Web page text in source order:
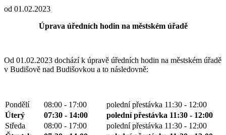
od 01.02.2023
Úprava úředních hodin na městském úřadě
Od 01.02.2023 dochází k úpravě úředních hodin na městském úřadě
v Budišově nad Budišovkou a to následovně:
Pondělí 08:00 - 17:00
polední přestávka 11:30 - 12:00
Úterý
07:30 - 14:00
polední přestávka 11:30 - 12:00
Středa
08:00 - 17:00
polední přestávka 11:30 - 12:00